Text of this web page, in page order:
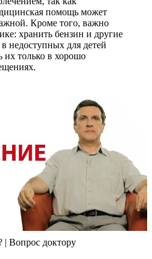
помощь может
Кроме того, важно
хранить бензин и другие
недоступных для детей
их только в хорошо
| Вопрос доктору